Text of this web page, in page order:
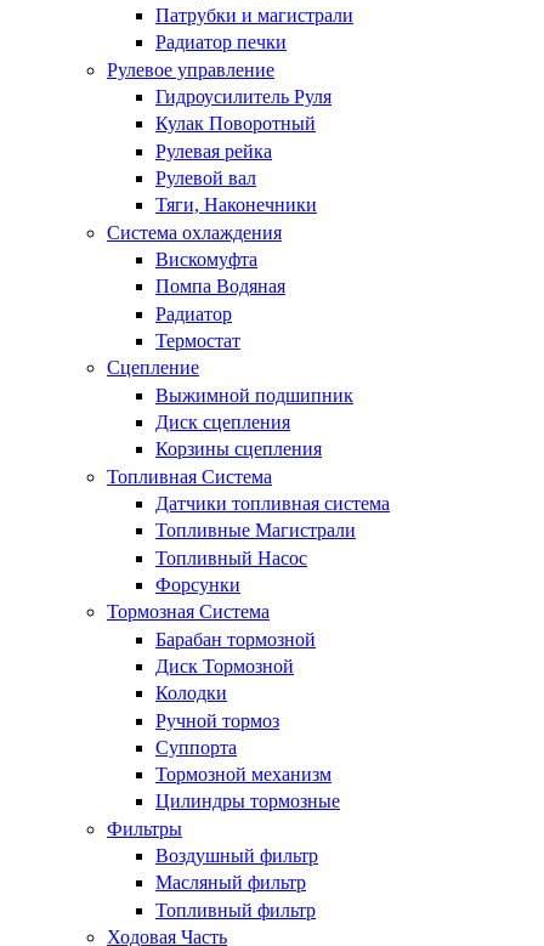
Патрубки и магистрали
Радиатор печки
Рулевое управление
Гидроусилитель Руля
Кулак Поворотный
Рулевая рейка
Рулевой вал
Тяги, Наконечники
Система охлаждения
Вискомуфта
Помпа Водяная
Радиатор
Термостат
Сцепление
Выжимной подшипник
Диск сцепления
Корзины сцепления
Топливная Система
Датчики топливная система
Топливные Магистрали
Топливный Насос
Форсунки
Тормозная Система
Барабан тормозной
Диск Тормозной
Колодки
Ручной тормоз
Суппорта
Тормозной механизм
Цилиндры тормозные
Фильтры
Воздушный фильтр
Масляный фильтр
Топливный фильтр
Ходовая Часть